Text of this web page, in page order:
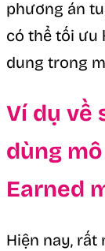
phương án
có thể tối ưu
dung trong
Ví dụ về
dùng
Earned
Hiện nay,